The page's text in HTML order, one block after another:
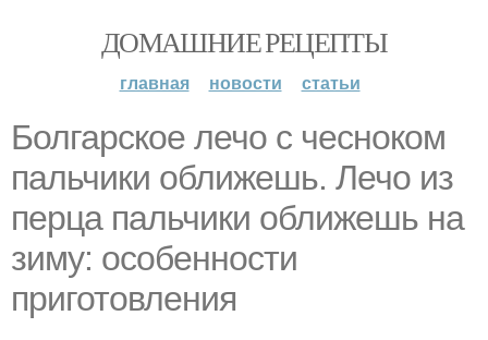
ДОМАШНИЕ РЕЦЕПТЫ
главная новости статьи
Болгарское лечо с чесноком
пальчики оближешь. Лечо из
перца пальчики оближешь на
зиму: особенности
приготовления